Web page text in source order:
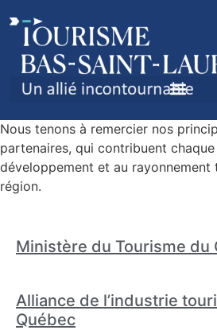
NOS
Nous tenons à remercier nos
partenaires, qui contribuent
développement et au rayonnement
région.
Ministère du Tourisme du
Alliance de l’industrie
Québec